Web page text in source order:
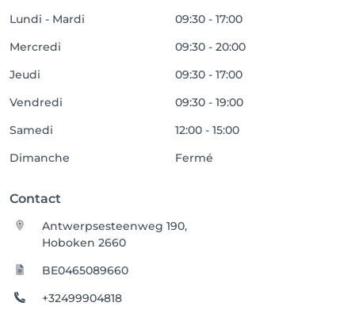
Lundi - Mardi
09:30 - 17:00
Mercredi
09:30 - 20:00
Jeudi
09:30 - 17:00
Vendredi
09:30 - 19:00
Samedi
12:00 - 15:00
Dimanche
Fermé
Contact
Antwerpsesteenweg 190,
Hoboken 2660
BE0465089660
+32499904818